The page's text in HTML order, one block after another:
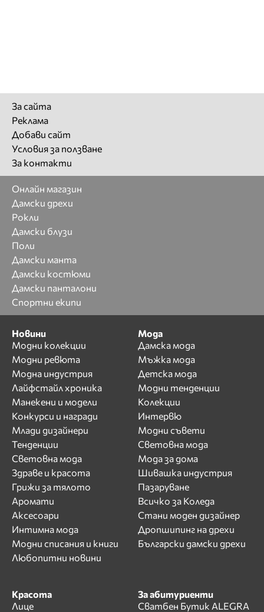
За сайта
Реклама
Добави сайт
Условия за ползване
За контакти
Онлайн магазин
Дамски дрехи
Рокли
Дамски блузи
Поли
Дамски манта
Дамски костюми
Дамски панталони
Спортни екипи
Новини
Модни колекции
Модни ревюта
Модна индустрия
Лайфстайл хроника
Манекени и модели
Конкурси и награди
Млади дизайнери
Тенденции
Световна мода
Здраве и красота
Грижи за тялото
Аромати
Аксесоари
Интимна мода
Модни списания и книги
Любопитни новини
Мода
Дамска мода
Мъжка мода
Детска мода
Модни тенденции
Колекции
Интервю
Модни съвети
Световна мода
Мода за дома
Шивашка индустрия
Пазаруване
Всичко за Коледа
Стани моден дизайнер
Дропшипинг на дрехи
Български дамски дрехи
Красота
Лице
За абитуриенти
Сватбен Бутик ALEGRA